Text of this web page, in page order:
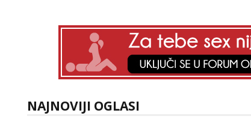
NAJNOVIJI OGLASI